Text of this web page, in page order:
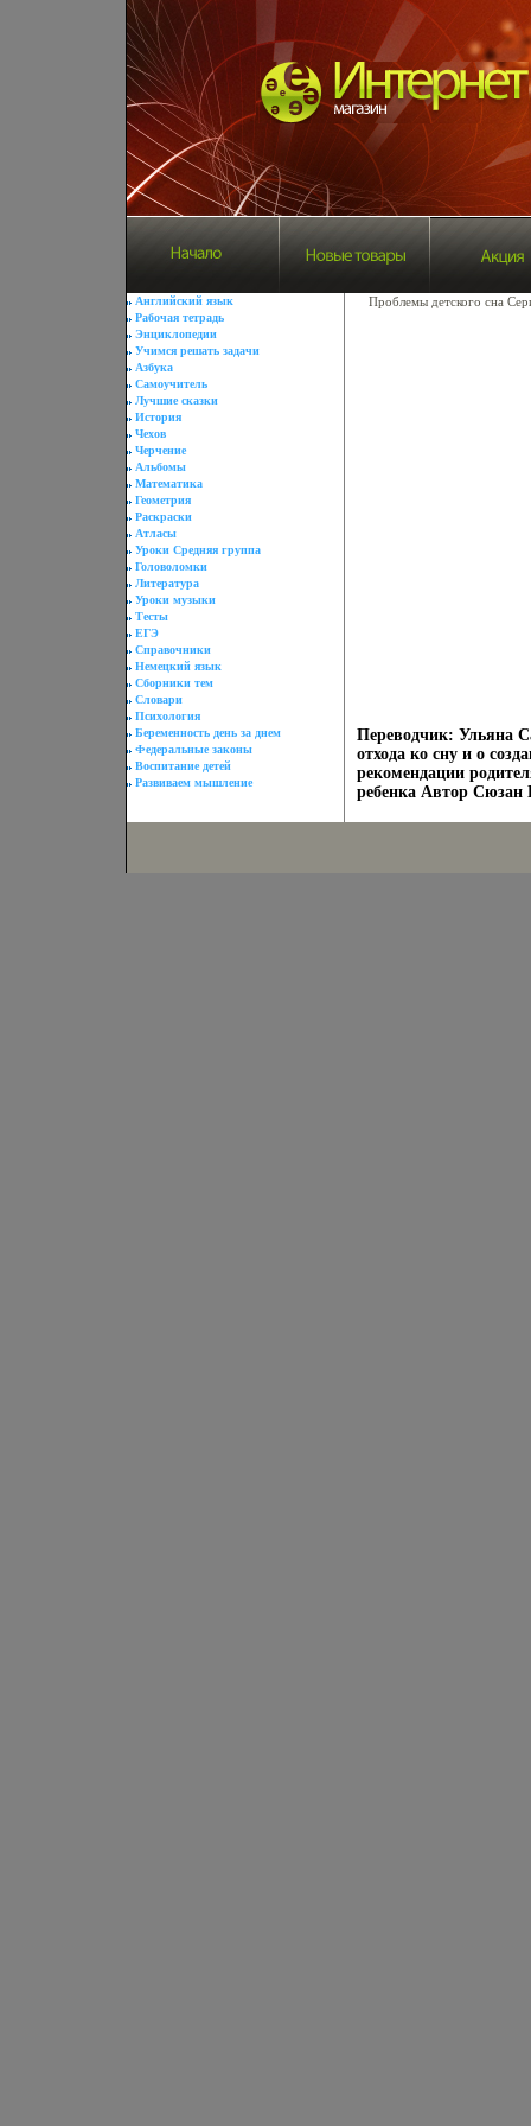
Английский язык
Рабочая тетрадь
Энциклопедии
Учимся решать задачи
Азбука
Самоучитель
Лучшие сказки
История
Чехов
Черчение
Альбомы
Математика
Геометрия
Раскраски
Атласы
Уроки Средняя группа
Головоломки
Литература
Уроки музыки
Тесты
ЕГЭ
Справочники
Немецкий язык
Сборники тем
Словари
Психология
Беременность день за днем
Федеральные законы
Воспитание детей
Развиваем мышление
Проблемы детского сна
Переводчик: Ульяна
отхода ко сну и о
рекомендации
ребенка Автор Сюзан